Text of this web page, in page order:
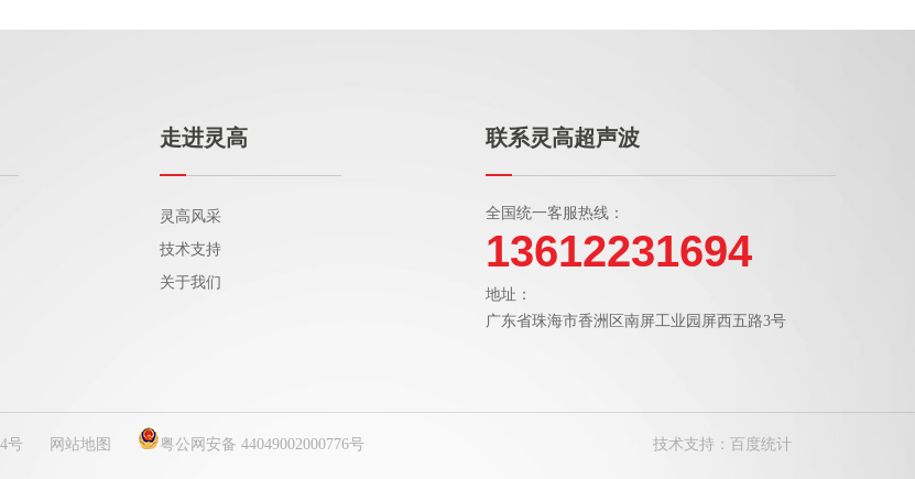
走进灵高
灵高风采
技术支持
关于我们
联系灵高超声波
全国统一客服热线：
13612231694
地址：
广东省珠海市香洲区南屏工业园屏西五路3号
技术支持： 百度统计
号 网站地图 粤公网安备 44049002000776号